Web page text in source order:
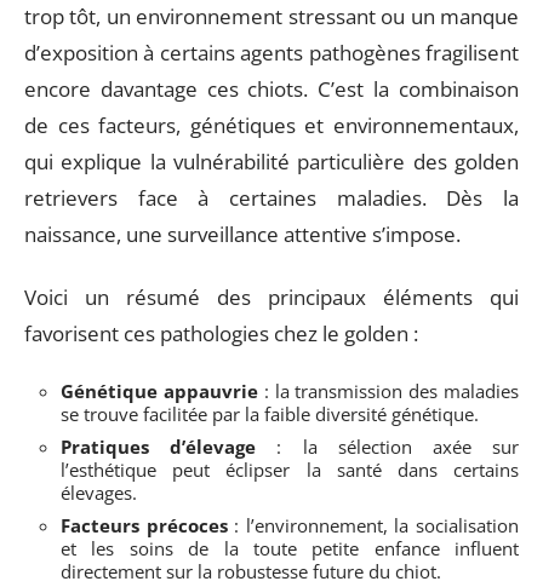
trop tôt, un environnement stressant ou un manque
d’exposition à certains agents pathogènes fragilisent
encore davantage ces chiots. C’est la combinaison
de ces facteurs, génétiques et environnementaux,
qui explique la vulnérabilité particulière des golden
retrievers face à certaines maladies. Dès la
naissance, une surveillance attentive s’impose.
Voici un résumé des principaux éléments qui
favorisent ces pathologies chez le golden :
Génétique appauvrie: la transmission des maladies
se trouve facilitée par la faible diversité génétique.
Pratiques d’élevage : la sélection axée sur
l’esthétique peut éclipser la santé dans certains
élevages.
Facteurs précoces: l’environnement, la socialisation
et les soins de la toute petite enfance influent
directement sur la robustesse future du chiot.